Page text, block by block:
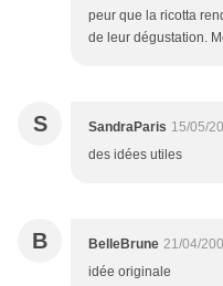
peur que la ricotta
de leur dégustation.
S SandraParis 15/05/
des idées utiles
B BelleBrune 21/04/
idée originale